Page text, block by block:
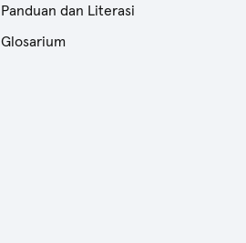
Panduan dan Literasi
Glosarium